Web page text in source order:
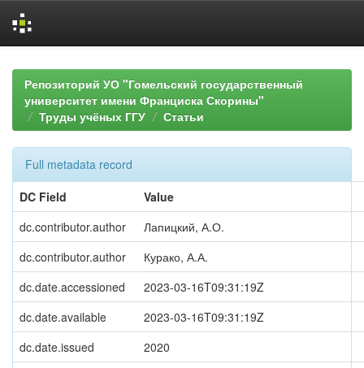
navigationРепозиторий УО "Гомельский государственный
университет имени Франциска Скорины"
Труды учёных ГГУ
Статьи
Full metadata record
DC Field
Value
dc.contributor.author
Лапицкий, А.О.
dc.contributor.author
Курако, А.А.
dc.date.accessioned
2023-03-16T09:31:19Z
dc.date.available
2023-03-16T09:31:19Z
dc.date.issued
2020